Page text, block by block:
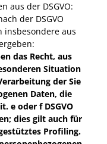
aus der DSGVO:
der DSGVO
insbesondere aus
das Recht, aus
Situation
der Sie
Daten, die
e oder f DSGVO
dies gilt auch für
Profiling.